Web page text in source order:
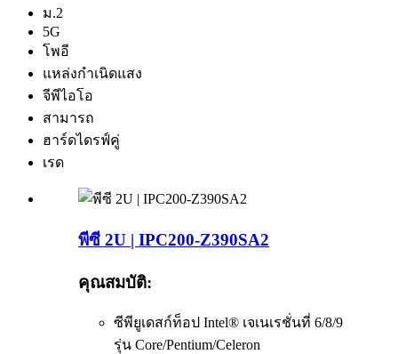
ม.2
5G
โพอี
แหล่งกำเนิดแสง
จีพีไอโอ
สามารถ
ฮาร์ดไดรฟ์คู่
เรด
พีซี 2U | IPC200-Z390SA2
คุณสมบัติ:
ซีพียูเดสก์ท็อป Intel® เจเนเรชั่นที่ 6/8/9
รุ่น Core/Pentium/Celeron